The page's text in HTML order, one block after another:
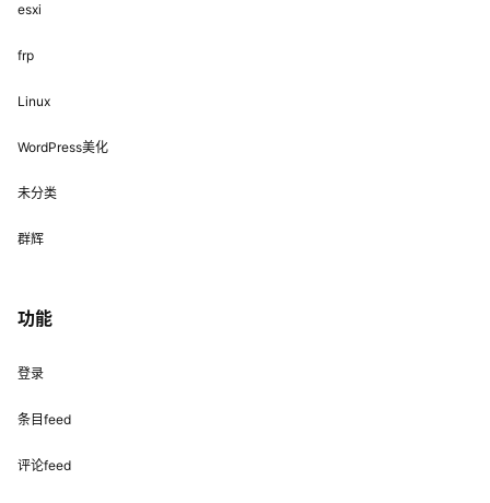
esxi
frp
Linux
WordPress美化
未分类
群辉
功能
登录
条目feed
评论feed